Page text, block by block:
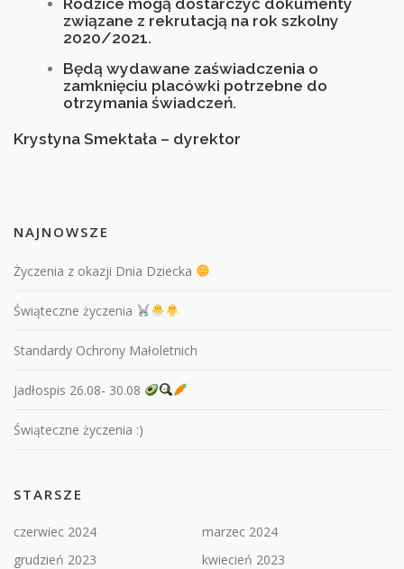
Rodzice mogą dostarczyć dokumenty
związane z rekrutacją na rok szkolny
2020/2021.
Będą wydawane zaświadczenia o
zamknięciu placówki potrzebne do
otrzymania świadczeń.
Krystyna Smektała – dyrektor
NAJNOWSZE
Życzenia z okazji Dnia Dziecka
Świąteczne życzenia
Standardy Ochrony Małoletnich
Jadłospis 26.08- 30.08
Świąteczne życzenia :)
STARSZE
czerwiec 2024
marzec 2024
grudzień 2023
kwiecień 2023